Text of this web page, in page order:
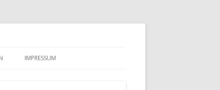
IMPRESSUM